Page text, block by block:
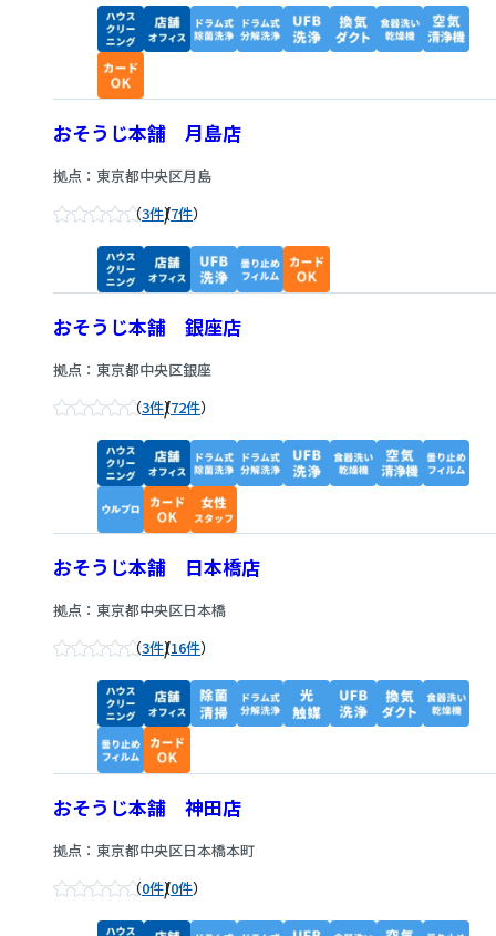
おそうじ本舗 月島店
拠点：東京都中央区月島
3件/7件
おそうじ本舗 銀座店
拠点：東京都中央区銀座
3件/72件
おそうじ本舗 日本橋店
拠点：東京都中央区日本橋
3件/16件
おそうじ本舗 神田店
拠点：東京都中央区日本橋本町
0件/0件